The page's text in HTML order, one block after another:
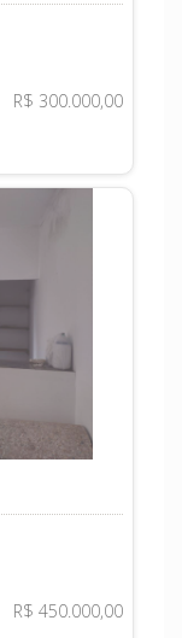
R$ 300.000,00
R$ 450.000,00